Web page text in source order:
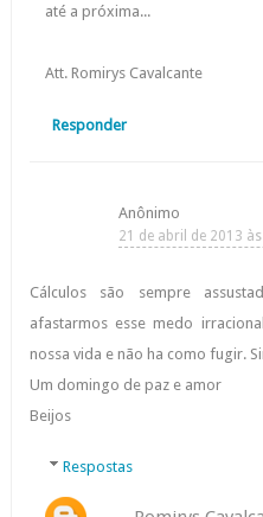
até a próxima...
Att. Romirys Cavalcante
Responder
Anônimo
21 de abril de 2013 às
Cálculos são sempre
afastarmos esse medo
nossa vida e não ha como fugir.
Um domingo de paz e amor
Beijos
Respostas